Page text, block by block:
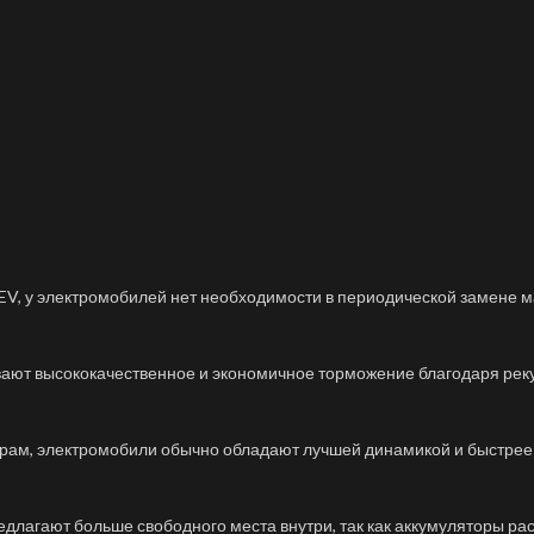
у электромобилей нет необходимости в периодической замене
высококачественное и экономичное торможение благодаря
электромобили обычно обладают лучшей динамикой и
больше свободного места внутри, так как аккумуляторы